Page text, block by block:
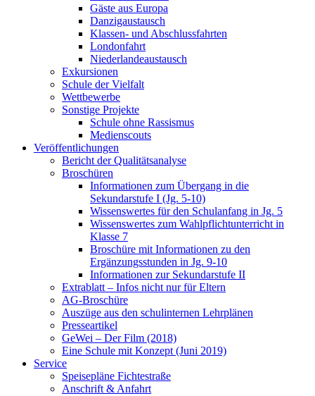
Gäste aus Europa
Danzigaustausch
Klassen- und Abschlussfahrten
Londonfahrt
Niederlandeaustausch
Exkursionen
Schule der Vielfalt
Wettbewerbe
Sonstige Projekte
Schule ohne Rassismus
Medienscouts
Veröffentlichungen
Bericht der Qualitätsanalyse
Broschüren
Informationen zum Übergang in die
Sekundarstufe I (Jg. 5-10)
Wissenswertes für den Schulanfang in Jg. 5
Wissenswertes zum Wahlpflichtunterricht in
Klasse 7
Broschüre mit Informationen zu den
Ergänzungsstunden in Jg. 9-10
Informationen zur Sekundarstufe II
Extrablatt – Infos nicht nur für Eltern
AG-Broschüre
Auszüge aus den schulinternen Lehrplänen
Presseartikel
GeWei – Der Film (2018)
Eine Schule mit Konzept (Juni 2019)
Service
Speisepläne Fichtestraße
Anschrift & Anfahrt